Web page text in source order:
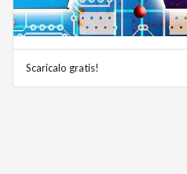
Scaricalo gratis!